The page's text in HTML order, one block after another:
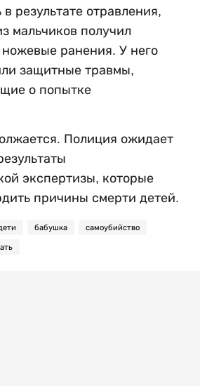
результате отравления,
мальчиков получил
ранения. У него
защитные травмы,
о попытке
Полиция ожидает
экспертизы, которые
причины смерти детей.
бабушка самоубийство